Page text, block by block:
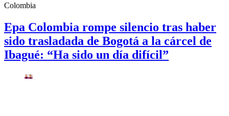
Colombia
Epa Colombia rompe silencio tras haber
sido trasladada de Bogotá a la cárcel de
Ibagué: “Ha sido un día difícil”